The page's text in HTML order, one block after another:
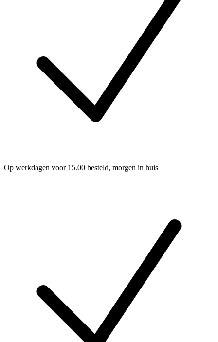
Op werkdagen voor 15.00 besteld, morgen in huis